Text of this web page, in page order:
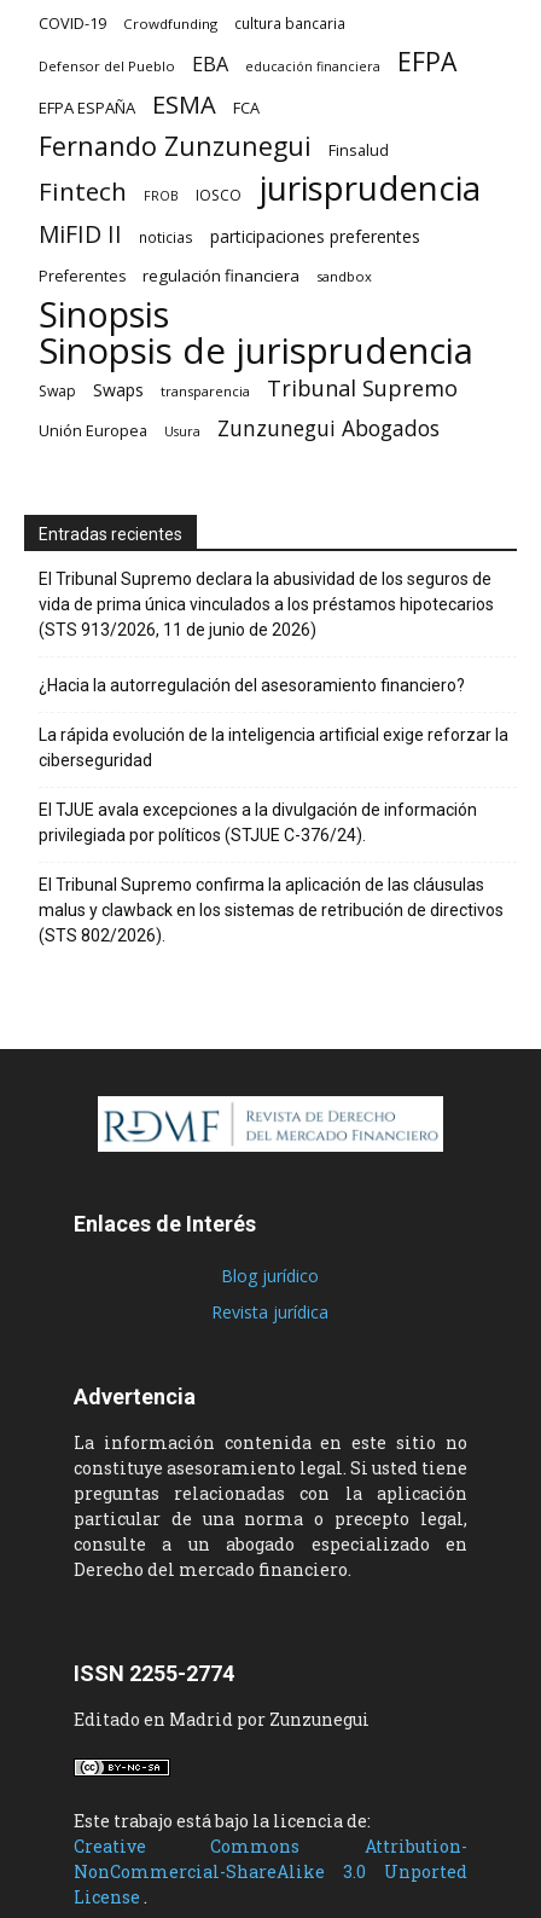
COVID-19 Crowdfunding cultura bancaria
Defensor del Pueblo EBA educación financiera EFPA
EFPA ESPAÑA ESMA FCA
Fernando Zunzunegui Finsalud
Fintech FROB IOSCO jurisprudencia
MiFID II noticias participaciones preferentes
Preferentes regulación financiera sandbox
Sinopsis
Sinopsis de jurisprudencia
Swap Swaps transparencia Tribunal Supremo
Unión Europea Usura Zunzunegui Abogados
Entradas recientes
El Tribunal Supremo declara la abusividad de los seguros de
vida de prima única vinculados a los préstamos hipotecarios
(STS 913/2026, 11 de junio de 2026)
¿Hacia la autorregulación del asesoramiento financiero?
La rápida evolución de la inteligencia artificial exige reforzar la
ciberseguridad
El TJUE avala excepciones a la divulgación de información
privilegiada por políticos (STJUE C-376/24).
El Tribunal Supremo confirma la aplicación de las cláusulas
malus y clawback en los sistemas de retribución de directivos
(STS 802/2026).
Enlaces de Interés
Blog jurídico
Revista jurídica
Advertencia
La información contenida en este sitio no
constituye asesoramiento legal. Si usted tiene
preguntas relacionadas con la aplicación
particular de una norma o precepto legal,
consulte a un abogado especializado en
Derecho del mercado financiero.
ISSN 2255-2774
Editado en Madrid por Zunzunegui
Este trabajo está bajo la licencia de:
Creative Commons Attribution-
NonCommercial-ShareAlike 3.0 Unported
License .